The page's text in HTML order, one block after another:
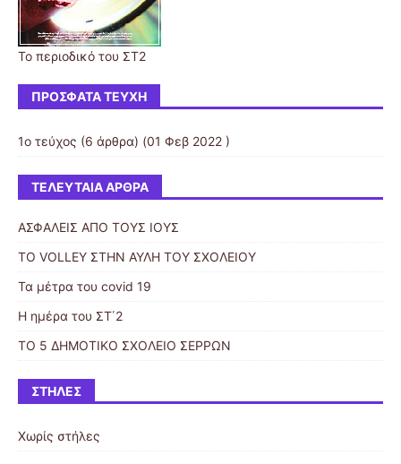
Το περιοδικό του ΣΤ2
ΠΡΌΣΦΑΤΑ ΤΕΎΧΗ
1ο τεύχος (6 άρθρα) (01 Φεβ 2022 )
ΤΕΛΕΥΤΑΊΑ ΆΡΘΡΑ
ΑΣΦΑΛΕΙΣ ΑΠΟ ΤΟΥΣ ΙΟΥΣ
ΤΟ VOLLEY ΣΤΗΝ ΑΥΛΗ ΤΟΥ ΣΧΟΛΕΙΟΥ
Τα μέτρα του covid 19
Η ημέρα του ΣΤ΄2
ΤΟ 5 ΔΗΜΟΤΙΚΟ ΣΧΟΛΕΙΟ ΣΕΡΡΩΝ
ΣΤΉΛΕΣ
Χωρίς στήλες